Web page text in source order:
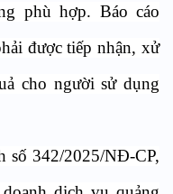
phù hợp. Báo cáo
được tiếp nhận, xử
cho người sử dụng
số 342/2025/NĐ-CP,